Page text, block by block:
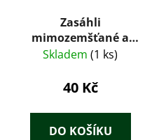
Zasáhli
mimozemšťané a
katastrofy do vývoje
Skladem (1 ks)
40 Kč
DO KOŠÍKU